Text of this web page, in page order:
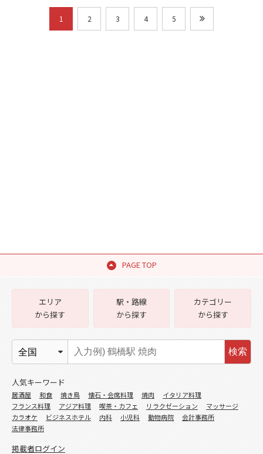
1 2 3 4 5
PAGE TOP
エリア
から探す
駅・路線
から探す
カテゴリー
から探す
検索
人気キーワード
居酒屋 和食 焼き鳥 懐石・会席料理 焼肉
イタリア料理
フランス料理
アジア料理 喫茶・カフェ リラクゼーション
マッサージ
カラオケ
ビジネスホテル 内科 小児科 動物病院
会計事務所
法律事務所
掲載者ログイン